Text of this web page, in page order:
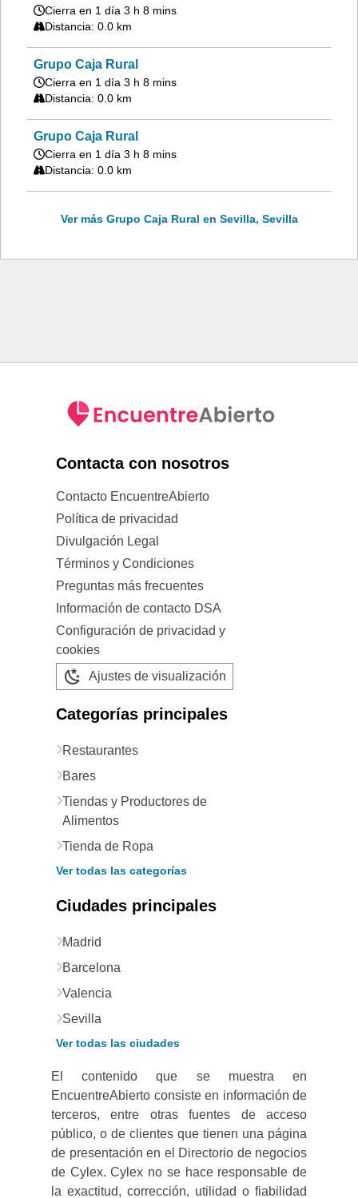
Cierra en 1 día 3 h 8 mins
Distancia: 0.0 km
Grupo Caja Rural
Cierra en 1 día 3 h 8 mins
Distancia: 0.0 km
Grupo Caja Rural
Cierra en 1 día 3 h 8 mins
Distancia: 0.0 km
Ver más Grupo Caja Rural en Sevilla, Sevilla
Contacta con nosotros
Contacto EncuentreAbierto
Política de privacidad
Divulgación Legal
Términos y Condiciones
Preguntas más frecuentes
Información de contacto DSA
Configuración de privacidad y
cookies
Ajustes de visualización
Categorías principales
Restaurantes
Bares
Tiendas y Productores de
Alimentos
Tienda de Ropa
Ver todas las categorías
Ciudades principales
Madrid
Barcelona
Valencia
Sevilla
Ver todas las ciudades
El contenido que se muestra en
EncuentreAbierto consiste en información de
terceros, entre otras fuentes de acceso
público, o de clientes que tienen una página
de presentación en el Directorio de negocios
de Cylex. Cylex no se hace responsable de
la exactitud, corrección, utilidad o fiabilidad